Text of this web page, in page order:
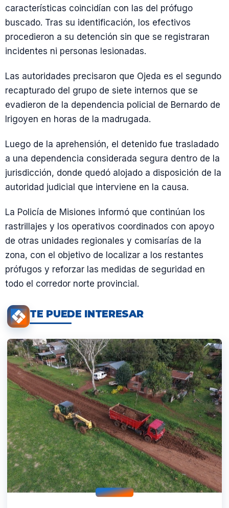
características coincidían con las del prófugo
buscado. Tras su identificación, los efectivos
procedieron a su detención sin que se registraran
incidentes ni personas lesionadas.
Las autoridades precisaron que Ojeda es el segundo
recapturado del grupo de siete internos que se
evadieron de la dependencia policial de Bernardo de
Irigoyen en horas de la madrugada.
Luego de la aprehensión, el detenido fue trasladado
a una dependencia considerada segura dentro de la
jurisdicción, donde quedó alojado a disposición de la
autoridad judicial que interviene en la causa.
La Policía de Misiones informó que continúan los
rastrillajes y los operativos coordinados con apoyo
de otras unidades regionales y comisarías de la
zona, con el objetivo de localizar a los restantes
prófugos y reforzar las medidas de seguridad en
todo el corredor norte provincial.
TE PUEDE INTERESAR